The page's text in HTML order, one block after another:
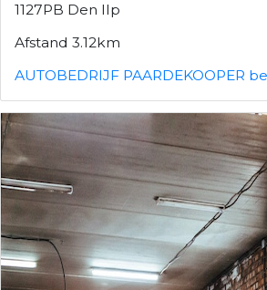
1127PB Den Ilp
Afstand 3.12km
AUTOBEDRIJF PAARDEKOOPER